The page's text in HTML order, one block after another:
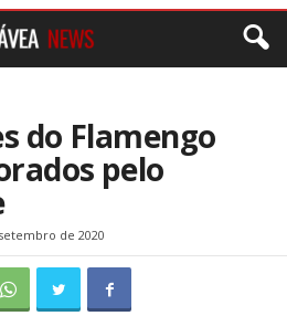
do Flamengo
pelo
de 2020